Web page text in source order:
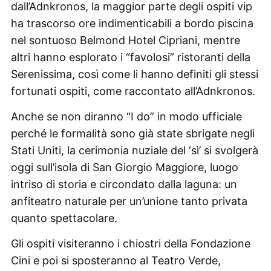
dall’Adnkronos, la maggior parte degli ospiti vip
ha trascorso ore indimenticabili a bordo piscina
nel sontuoso Belmond Hotel Cipriani, mentre
altri hanno esplorato i “favolosi” ristoranti della
Serenissima, così come li hanno definiti gli stessi
fortunati ospiti, come raccontato all’Adnkronos.
Anche se non diranno “I do” in modo ufficiale
perché le formalità sono già state sbrigate negli
Stati Uniti, la cerimonia nuziale del ‘sì’ si svolgerà
oggi sull’isola di San Giorgio Maggiore, luogo
intriso di storia e circondato dalla laguna: un
anfiteatro naturale per un’unione tanto privata
quanto spettacolare.
Gli ospiti visiteranno i chiostri della Fondazione
Cini e poi si sposteranno al Teatro Verde,